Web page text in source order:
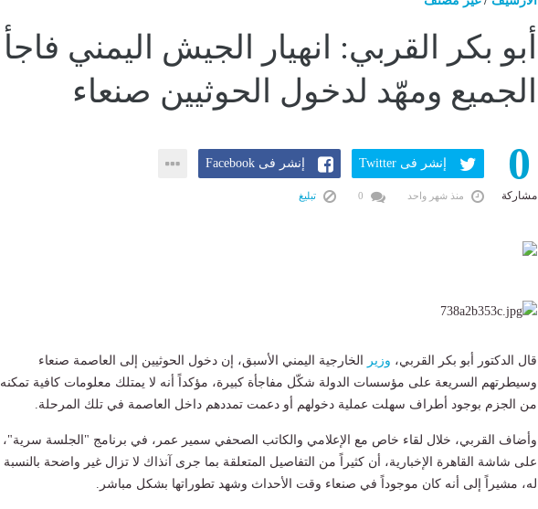
أبو بكر القربي: انهيار الجيش اليمني فاجأ
الجميع ومهّد لدخول الحوثيين صنعاء
0
مشاركة
إنشر فى Twitter إنشر فى Facebook
منذ شهر واحد تبليغ
قال الدكتور أبو بكر القربي، وزير
الخارجية اليمني الأسبق، إن دخول الحوثيين إلى العاصمة صنعاء
وسيطرتهم السريعة على مؤسسات الدولة شكّل مفاجأة كبيرة، مؤكداً أنه لا يمتلك معلومات كافية تمكنه
من الجزم بوجود أطراف سهلت عملية دخولهم أو دعمت تمددهم داخل العاصمة في تلك المرحلة.
وأضاف القربي، خلال لقاء خاص مع الإعلامي والكاتب الصحفي سمير عمر، في برنامج "الجلسة سرية"،
على شاشة القاهرة الإخبارية، أن كثيراً من التفاصيل المتعلقة بما جرى آنذاك لا تزال غير واضحة بالنسبة
له، مشيراً إلى أنه كان موجوداً في صنعاء وقت الأحداث وشهد تطوراتها بشكل مباشر.